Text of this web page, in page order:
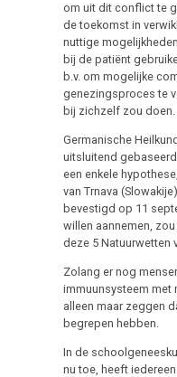
om uit dit conflict te
de toekomst in
nuttige
bij de patiënt
b.v. om mogelijke
genezingsproces te
bij zichzelf zou doen.
Germanische
uitsluitend
een enkele
van Trnava
bevestigd op 11
willen aannemen,
deze 5 Natuurwetten
Zolang er nog
immuunsysteem met
alleen maar zeggen
begrepen hebben.
In de
nu toe, heeft